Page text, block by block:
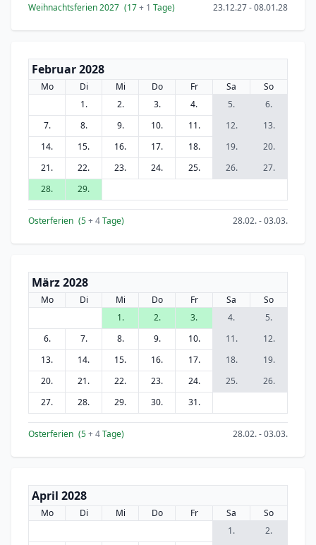
Weihnachtsferien 2027 (17+ 1 Tage) 23.12.27 - 08.01.28
Februar 2028
Mo Di Mi Do Fr Sa
So
1.
2. 3. 4. 5.
6.
7.
8. 9. 10. 11. 12.
13.
14.
15. 16. 17. 18. 19.
20.
21.
22. 23. 24. 25. 26.
27.
28.
29.
Osterferien (5+ 4Tage) 28.02. - 03.03.
März 2028
Mo Di Mi Do Fr Sa
So
1.
2. 3. 4.
5.
6.
7. 8. 9. 10. 11.
12.
13.
14. 15. 16. 17. 18.
19.
20.
21. 22. 23. 24. 25.
26.
27.
28. 29. 30. 31.
Osterferien (5+ 4Tage) 28.02. - 03.03.
April 2028
Mo Di Mi Do Fr Sa
So
1.
2.